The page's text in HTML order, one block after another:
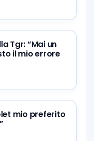
Tgr: “Mai un
il mio errore
mio preferito